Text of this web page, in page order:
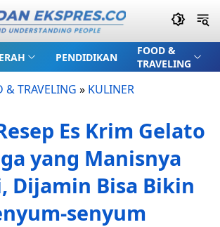
PENDIDIKAN
FOOD &
TRAVELING
& TRAVELING » KULINER
Es Krim Gelato
yang Manisnya
Dijamin Bisa Bikin
senyum